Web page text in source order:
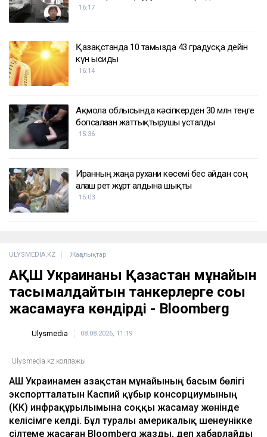
ҚАЗІР ОҚЫЛЫП ЖАТЫР
Қазақстанда 10 тамызда 43 градусқа дейін
күн ысиды
16:14
Ақмола облысында кәсіпкерден 30 млн теңге
15:36
Иранның жаңа рухани көсемі бес айдан соң
алғаш рет жұрт алдына шықты
15:03